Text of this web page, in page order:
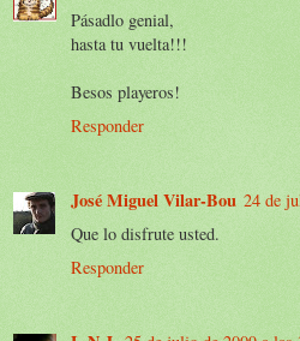
Pásadlo genial,
hasta tu vuelta!!!
Besos playeros!
Responder
José Miguel Vilar-Bou 24 de
Que lo disfrute usted.
Responder